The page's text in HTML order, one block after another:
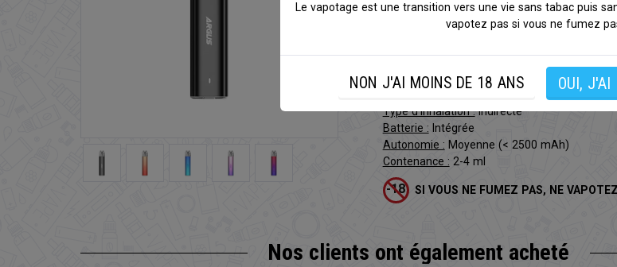
Plus musclé que l'Argus G2 Mini, il propose
une batterie de 1500mAh, idéale pour
pour ceux qui cherchent un pod facile à
Type d'inhalation :Indirecte
Batterie : Intégrée
Autonomie : Moyenne (< 2500 mAh)
Contenance : 2-4 ml
SI VOUS NE FUMEZ PAS, NE
Nos clients ont également acheté
Le vapotage est une transition vers une vie sans tabac puis
vapotez pas si vous ne fumez
NON J'AI MOINS DE 18 ANS OUI, J'AI